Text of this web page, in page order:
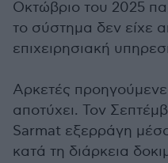
Οκτώβριο του 2025
το σύστημα δεν είχε
επιχειρησιακή
Αρκετές
αποτύχει. Τον
Sarmat εξερράγη
κατά τη διάρκεια